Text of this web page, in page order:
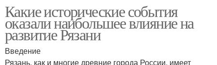
Какие исторические события
оказали наибольшее влияние на
развитие Рязани
Введение
Рязань, как и многие древние города России, имеет